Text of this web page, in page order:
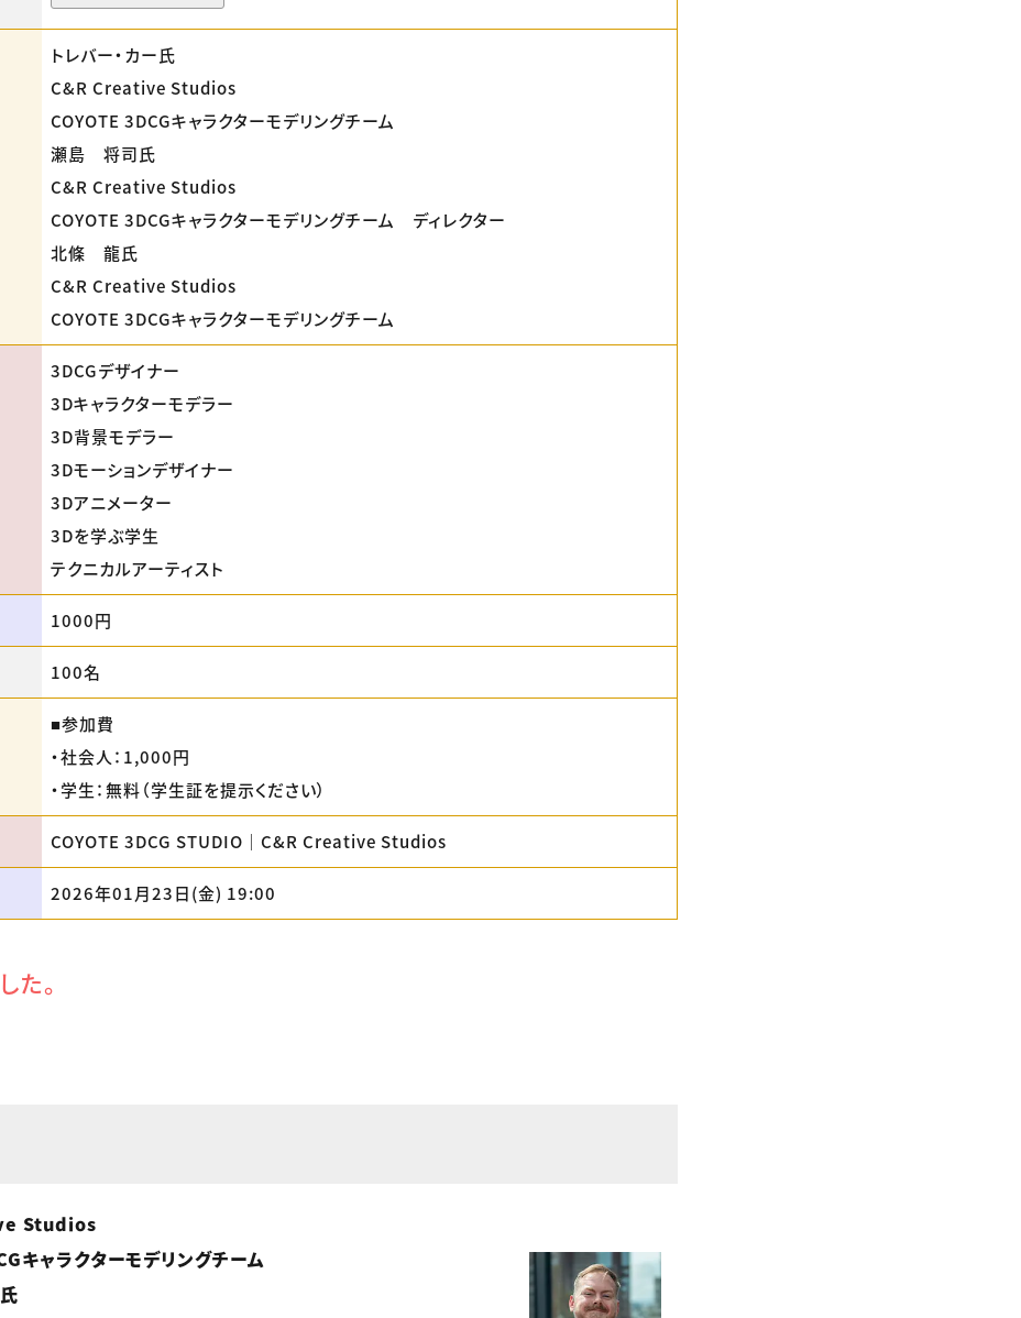
トレバー・カー氏
C&R Creative Studios
COYOTE 3DCGキャラクターモデリングチーム
瀬島 将司氏
C&R Creative Studios
COYOTE 3DCGキャラクターモデリングチーム ディレクター
北條 龍氏
C&R Creative Studios
COYOTE 3DCGキャラクターモデリングチーム
3DCGデザイナー
3Dキャラクターモデラー
3D背景モデラー
3Dモーションデザイナー
3Dアニメーター
3Dを学ぶ学生
テクニカルアーティスト
1000円
100名
■参加費
・社会人：1,000円
・学生：無料（学生証を提示ください）
COYOTE 3DCG STUDIO｜C&R Creative Studios
2026年01月23日(金) 19:00
た。
Studios
キャラクターモデリングチーム